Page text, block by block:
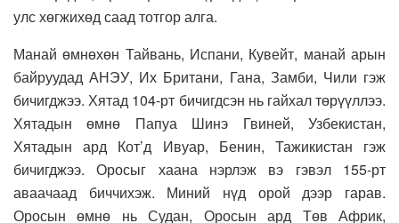
улс хөгжихөд саад тотгор алга.
Манай өмнөхөн Тайвань, Испани, Кувейт, манай арын
байруудад АНЭУ, Их Британи, Гана, Замби, Чили гэж
бичигджээ. Хятад 104-рт бичигдсэн нь гайхал төрүүллээ.
Хятадын өмнө Папуа Шинэ Гвиней, Узбекистан,
Хятадын ард Кот’д Ивуар, Бенин, Тажикистан гэж
бичигджээ. Оросыг хаана нэрлэж вэ гэвэл 155-рт
аваачаад биччихэж. Миний нүд орой дээр гарав.
Оросын өмнө нь Судан, Оросын ард Төв Африк,